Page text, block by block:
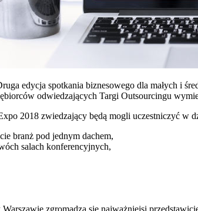
edycja spotkania biznesowego dla małych i
odwiedzających Targi Outsourcingu
2018 zwiedzający będą mogli uczestniczyć w
branż pod jednym dachem,
salach konferencyjnych,
zgromadzą się najważniejsi